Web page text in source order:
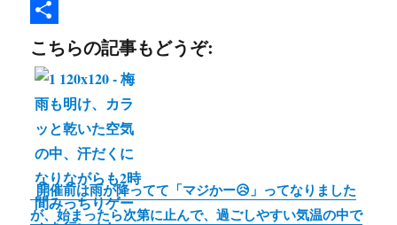
e
b
o
o
k
t
e
n
e
C
o
p
y
L
n
k
共
有
こちらの記事もどうぞ:
開催前は雨が降ってて「マジかー😥」ってなりました
が、始まったら次第に止んで、過ごしやすい気温の中で